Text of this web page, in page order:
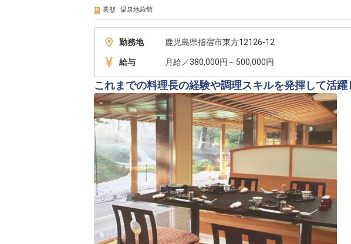
業態 温泉地旅館
勤務地 鹿児島県指宿市東方12126-12
給与 月給／380,000円～500,000円
これまでの料理長の経験や調理スキルを発揮して活躍